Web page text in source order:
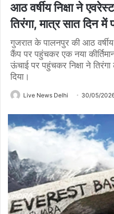
आठ वर्षीय निक्षा ने
तिरंगा, मात्र सात दिन में
गुजरात के पालनपुर की आठ
कैंप पर पहुंचकर एक नया
ऊंचाई पर पहुंचकर निक्षा ने
दिया।
Live News Delhi 30/05/